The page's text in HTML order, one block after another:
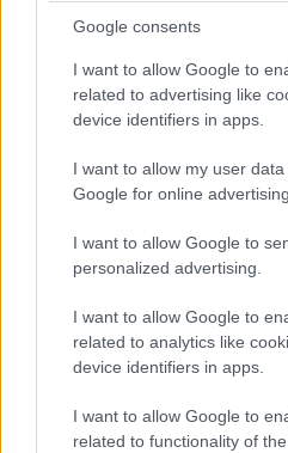
Google consents
I want to allow Google to
related to advertising like
device identifiers in apps.
I want to allow my user
Google for online
I want to allow Google to
personalized advertising.
I want to allow Google to
related to analytics like
device identifiers in apps.
I want to allow Google to
related to functionality of
Belfry, az EuroAszfalt, a
Betonútépítő is dolgozik a
Kiderült, kik építik meg az